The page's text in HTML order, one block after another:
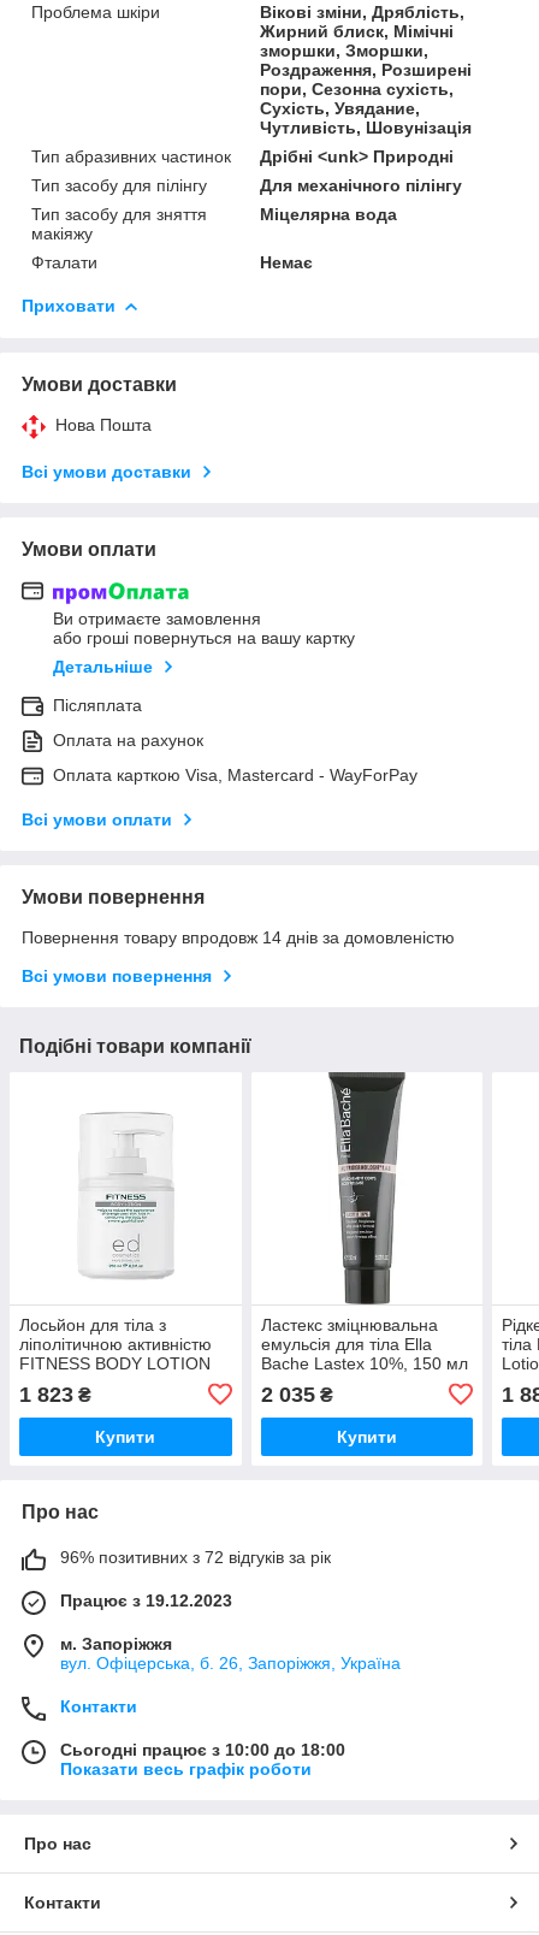
Проблема шкіри
Вікові зміни, Дряблість,
Жирний блиск, Мімічні
зморшки, Зморшки,
Роздраження, Розширені
пори, Сезонна сухість,
Сухість, Увядание,
Чутливість, Шовунізація
Тип абразивних частинок
Дрібні <unk> Природні
Тип засобу для пілінгу
Для механічного пілінгу
Тип засобу для зняття
макіяжу
Міцелярна вода
Фталати Немає
Приховати
Умови доставки
Нова Пошта
Всі умови доставки
Умови оплати
Ви отримаєте замовлення
або гроші повернуться на вашу картку
Детальніше
Післяплата
Оплата на рахунок
Оплата карткою Visa, Mastercard - WayForPay
Всі умови оплати
Умови повернення
Повернення товару впродовж 14 днів за домовленістю
Всі умови повернення
Подібні товари компанії
Лосьйон для тіла з
ліполітичною активністю
FITNESS BODY LOTION
1 823 ₴
Купити
Ластекс зміцнювальна
емульсія для тіла Ella
Bache Lastex 10%, 150 мл
2 035₴
Купити
1
Про нас
96% позитивних з 72 відгуків за рік
Працює з 19.12.2023
м. Запоріжжя
вул. Офіцерська, б. 26, Запоріжжя, Україна
Контакти
Сьогодні працює з 10:00 до 18:00
Показати весь графік роботи
Про нас
Контакти